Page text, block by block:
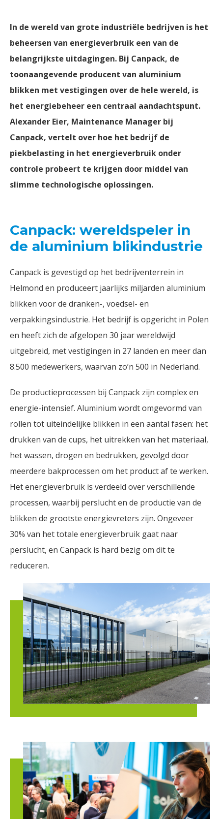
In de wereld van grote industriële bedrijven is het
beheersen van energieverbruik een van de
belangrijkste uitdagingen. Bij Canpack, de
toonaangevende producent van aluminium
blikken met vestigingen over de hele wereld, is
het energiebeheer een centraal aandachtspunt.
Alexander Eier, Maintenance Manager bij
Canpack, vertelt over hoe het bedrijf de
piekbelasting in het energieverbruik onder
controle probeert te krijgen door middel van
slimme technologische oplossingen.
Canpack: wereldspeler in
de aluminium blikindustrie
Canpack is gevestigd op het bedrijventerrein in
Helmond en produceert jaarlijks miljarden aluminium
blikken voor de dranken-, voedsel- en
verpakkingsindustrie. Het bedrijf is opgericht in Polen
en heeft zich de afgelopen 30 jaar wereldwijd
uitgebreid, met vestigingen in 27 landen en meer dan
8.500 medewerkers, waarvan zo’n 500 in Nederland.
De productieprocessen bij Canpack zijn complex en
energie-intensief. Aluminium wordt omgevormd van
rollen tot uiteindelijke blikken in een aantal fasen: het
drukken van de cups, het uitrekken van het materiaal,
het wassen, drogen en bedrukken, gevolgd door
meerdere bakprocessen om het product af te werken.
Het energieverbruik is verdeeld over verschillende
processen, waarbij perslucht en de productie van de
blikken de grootste energievreters zijn. Ongeveer
30% van het totale energieverbruik gaat naar
perslucht, en Canpack is hard bezig om dit te
reduceren.